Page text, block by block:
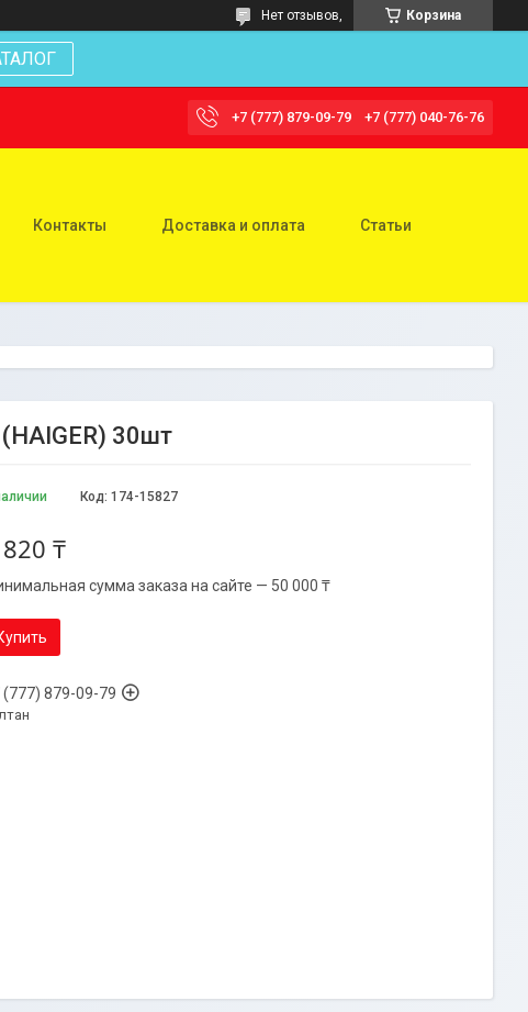
Корзина
Нет отзывов,
+7 (777) 879-09-79 +7 (777) 040-76-76
Контакты Доставка и оплата Статьи
30шт
Код: 174-15827
₸
сумма заказа на сайте — 50 000 ₸
(777) 879-09-79